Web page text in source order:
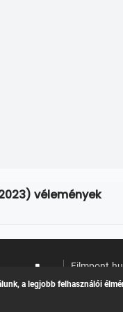
vélemények
Filmpont.hu
Online
a legjobb felhasználói